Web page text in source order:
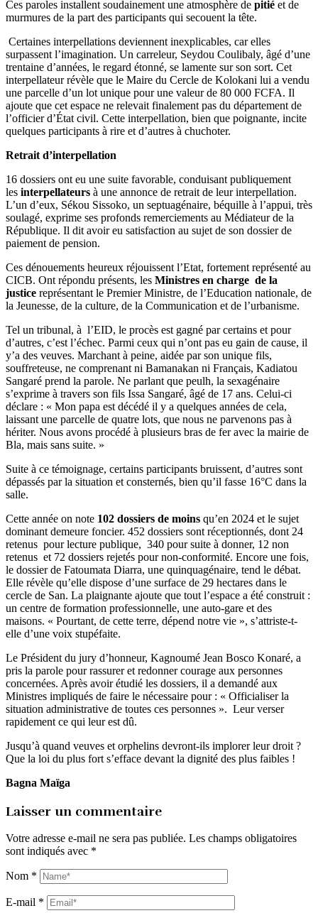
Ces paroles installent soudainement une atmosphère de pitié et de
murmures de la part des participants qui secouent la tête.
Certaines interpellations deviennent inexplicables, car elles
surpassent l’imagination. Un carreleur, Seydou Coulibaly, âgé d’une
trentaine d’années, le regard étonné, se lamente sur son sort. Cet
interpellateur révèle que le Maire du Cercle de Kolokani lui a vendu
une parcelle d’un lot unique pour une valeur de 80 000 FCFA. Il
ajoute que cet espace ne relevait finalement pas du département de
l’officier d’État civil. Cette interpellation, bien que poignante, incite
quelques participants à rire et d’autres à chuchoter.
Retrait d’interpellation
16 dossiers ont eu une suite favorable, conduisant publiquement
les interpellateurs à une annonce de retrait de leur interpellation.
L’un d’eux, Sékou Sissoko, un septuagénaire, béquille à l’appui, très
soulagé, exprime ses profonds remerciements au Médiateur de la
République. Il dit avoir eu satisfaction au sujet de son dossier de
paiement de pension.
Ces dénouements heureux réjouissent l’Etat, fortement représenté au
CICB. Ont répondu présents, les Ministres en charge de la
justice représentant le Premier Ministre, de l’Education nationale, de
la Jeunesse, de la culture, de la Communication et de l’urbanisme.
Tel un tribunal, à l’EID, le procès est gagné par certains et pour
d’autres, c’est l’échec. Parmi ceux qui n’ont pas eu gain de cause, il
y’a des veuves. Marchant à peine, aidée par son unique fils,
souffreteuse, ne comprenant ni Bamanakan ni Français, Kadiatou
Sangaré prend la parole. Ne parlant que peulh, la sexagénaire
s’exprime à travers son fils Issa Sangaré, âgé de 17 ans. Celui-ci
déclare : « Mon papa est décédé il y a quelques années de cela,
laissant une parcelle de quatre lots, que nous ne parvenons pas à
hériter. Nous avons procédé à plusieurs bras de fer avec la mairie de
Bla, mais sans suite. »
Suite à ce témoignage, certains participants bruissent, d’autres sont
dépassés par la situation et consternés, bien qu’il fasse 16°C dans la
salle.
Cette année on note 102 dossiers de moins qu’en 2024 et le sujet
dominant demeure foncier. 452 dossiers sont réceptionnés, dont 24
retenus pour lecture publique, 340 pour suite à donner, 12 non
retenus et 72 dossiers rejetés pour non-conformité. Encore une fois,
le dossier de Fatoumata Diarra, une quinquagénaire, tend le débat.
Elle révèle qu’elle dispose d’une surface de 29 hectares dans le
cercle de San. La plaignante ajoute que tout l’espace a été construit :
un centre de formation professionnelle, une auto-gare et des
maisons. « Pourtant, de cette terre, dépend notre vie », s’attriste-t-
elle d’une voix stupéfaite.
Le Président du jury d’honneur, Kagnoumé Jean Bosco Konaré, a
pris la parole pour rassurer et redonner courage aux personnes
concernées. Après avoir étudié les dossiers, il a demandé aux
Ministres impliqués de faire le nécessaire pour : « Officialiser la
situation administrative de toutes ces personnes ». Leur verser
rapidement ce qui leur est dû.
Jusqu’à quand veuves et orphelins devront-ils implorer leur droit ?
Que la loi du plus fort s’efface devant la dignité des plus faibles !
Bagna Maïga
Laisser un commentaire
Votre adresse e-mail ne sera pas publiée. Les champs obligatoires
sont indiqués avec *
Nom *
E-mail *